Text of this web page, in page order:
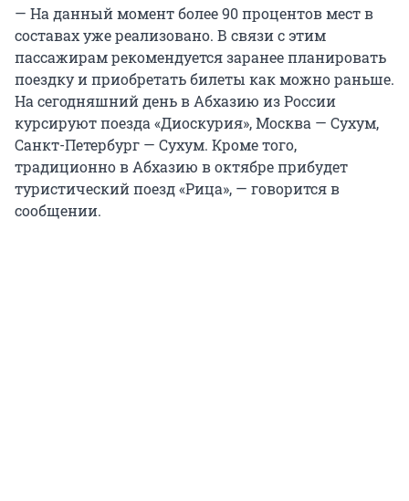
— На данный момент более 90 процентов мест в
составах уже реализовано. В связи с этим
пассажирам рекомендуется заранее планировать
поездку и приобретать билеты как можно раньше.
На сегодняшний день в Абхазию из России
курсируют поезда «Диоскурия», Москва — Сухум,
Санкт-Петербург — Сухум. Кроме того,
традиционно в Абхазию в октябре прибудет
туристический поезд «Рица», — говорится в
сообщении.